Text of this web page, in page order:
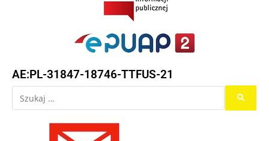
AE:PL-31847-18746-TTFUS-21